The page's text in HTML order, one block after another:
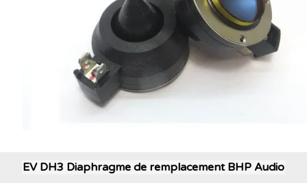
EV DH3 Diaphragme de remplacement BHP Audio